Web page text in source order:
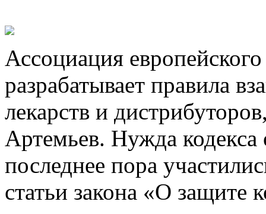
Ассоциация
разрабатывает правила
лекарств и
Артемьев. Нужда кодекса
последнее пора
статьи закона «О защите